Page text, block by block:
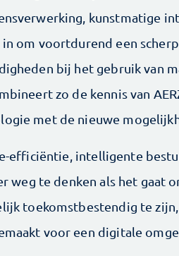
kunstmatige
om voortdurend een
bij het gebruik van
zo de kennis van
met de nieuwe
efficiëntie, intelligente
weg te denken als het gaat
toekomstbestendig te
voor een digitale